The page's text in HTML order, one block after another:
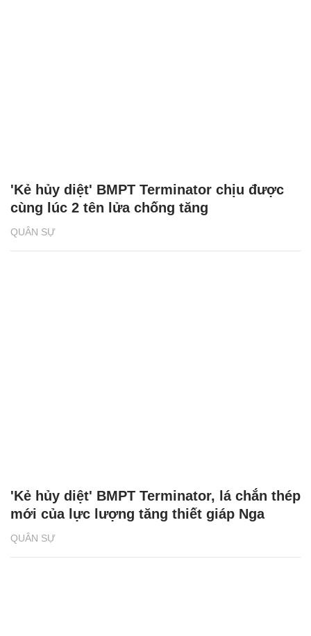
QUÂN SỰ
'Kẻ hủy diệt' BMPT Terminator chịu được
cùng lúc 2 tên lửa chống tăng
QUÂN SỰ
'Kẻ hủy diệt' BMPT Terminator, lá chắn thép
mới của lực lượng tăng thiết giáp Nga